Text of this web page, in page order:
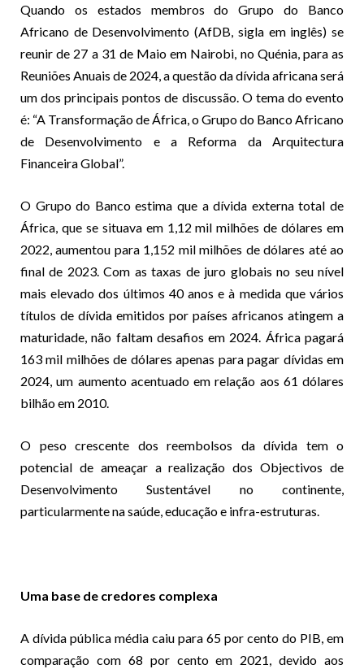
Quando os estados membros do Grupo do Banco
Africano de Desenvolvimento (AfDB, sigla em inglês) se
reunir de 27 a 31 de Maio em Nairobi, no Quénia, para as
Reuniões Anuais de 2024, a questão da dívida africana será
um dos principais pontos de discussão. O tema do evento
é: “A Transformação de África, o Grupo do Banco Africano
de Desenvolvimento e a Reforma da Arquitectura
Financeira Global”.
O Grupo do Banco estima que a dívida externa total de
África, que se situava em 1,12 mil milhões de dólares em
2022, aumentou para 1,152 mil milhões de dólares até ao
final de 2023. Com as taxas de juro globais no seu nível
mais elevado dos últimos 40 anos e à medida que vários
títulos de dívida emitidos por países africanos atingem a
maturidade, não faltam desafios em 2024. África pagará
163 mil milhões de dólares apenas para pagar dívidas em
2024, um aumento acentuado em relação aos 61 dólares
bilhão em 2010.
O peso crescente dos reembolsos da dívida tem o
potencial de ameaçar a realização dos Objectivos de
Desenvolvimento Sustentável no continente,
particularmente na saúde, educação e infra-estruturas.
Uma base de credores complexa
A dívida pública média caiu para 65 por cento do PIB, em
comparação com 68 por cento em 2021, devido aos